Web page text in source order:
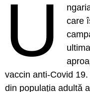
U
care
vaccin anti-Covid
din populația adultă